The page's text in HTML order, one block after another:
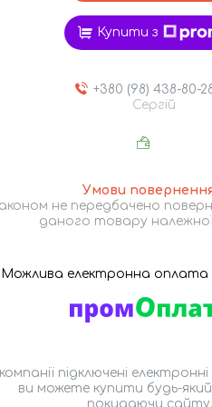
Купити з
+380 (98) 438-80-
Сергій
не передбачено
даного товару належної
підключені
ви можете купити будь-
покидаючи сайту.